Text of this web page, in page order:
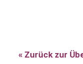
« Zurück zur